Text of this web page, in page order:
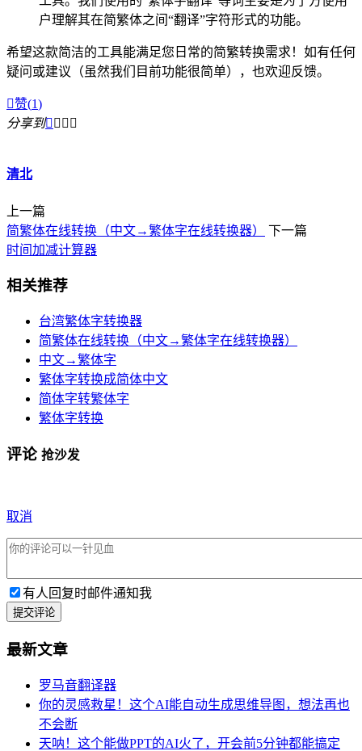
户理解其在简繁体之间“翻译”字符形式的功能。
希望这款简洁的工具能满足您日常的简繁转换需求！如有任何
疑问或建议（虽然我们目前功能很简单），也欢迎反馈。
赞(1)
分享到   
清北
上一篇
简繁体在线转换（中文→繁体字在线转换器）
下一篇
时间加减计算器
相关推荐
台湾繁体字转换器
简繁体在线转换（中文→繁体字在线转换器）
中文→繁体字
繁体字转换成简体中文
简体字转繁体字
繁体字转换
评论 抢沙发
取消
有人回复时邮件通知我
提交评论
最新文章
罗马音翻译器
你的灵感救星！这个AI能自动生成思维导图，想法再也
不会断
天呐！这个能做PPT的AI火了，开会前5分钟都能搞定